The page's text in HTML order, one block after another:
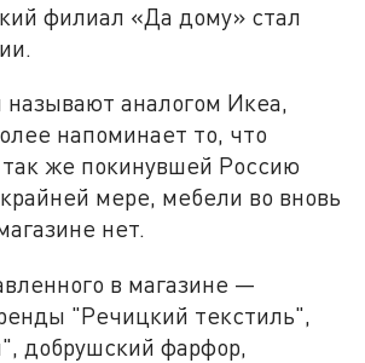
филиал «Да дому» стал
называют аналогом Икеа,
напоминает то, что
так же покинувшей Россию
мере, мебели во вновь
нет.
в магазине —
"Речицкий текстиль",
добрушский фарфор,